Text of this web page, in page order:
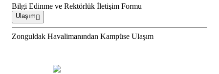
Bilgi Edinme ve Rektörlük İletişim Formu
Ulaşım
Zonguldak Havalimanından Kampüse Ulaşım